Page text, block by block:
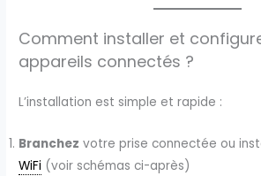
Comment installer et
appareils connectés ?
L’installation est simple et rapide :
Branchez votre prise connectée ou
WiFi (voir schémas ci-après)